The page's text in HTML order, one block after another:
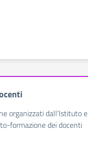
organizzati dall'Istituto e
formazione dei docenti